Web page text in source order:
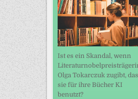
Ist es ein Skandal, wenn
Olga Tokarczuk zugibt,
sie für ihre Bücher KI
benutzt?